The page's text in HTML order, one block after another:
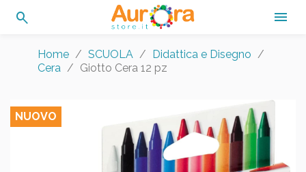
search 
Home SCUOLA
Didattica e Disegno
Cera
Giotto Cera 12 pz
NUOVO